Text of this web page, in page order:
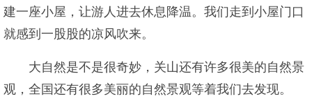
建一座小屋，让游人进去休息降温。我们走到小屋门口
就感到一股股的凉风吹来。
大自然是不是很奇妙，关山还有许多很美的自然景
观，全国还有很多美丽的自然景观等着我们去发现。